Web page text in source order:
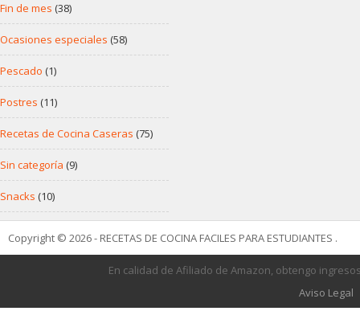
Fin de mes (38)
Ocasiones especiales (58)
Pescado (1)
Postres (11)
Recetas de Cocina Caseras (75)
Sin categoría (9)
Snacks (10)
Copyright © 2026 - RECETAS DE COCINA FACILES PARA ESTUDIANTES .
En calidad de Afiliado de Amazon, obtengo
Aviso Legal